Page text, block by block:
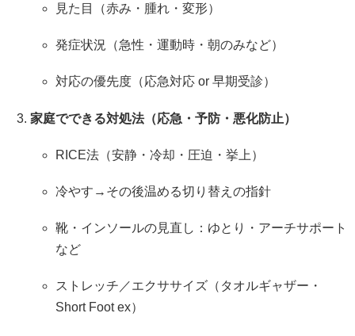
見た目（赤み・腫れ・変形）
発症状況（急性・運動時・朝のみなど）
対応の優先度（応急対応 or 早期受診）
家庭でできる対処法（応急・予防・悪化防止）
RICE法（安静・冷却・圧迫・挙上）
冷やす→その後温める切り替えの指針
靴・インソールの見直し：ゆとり・アーチサポート
など
ストレッチ／エクササイズ（タオルギャザー・
Short Foot ex）